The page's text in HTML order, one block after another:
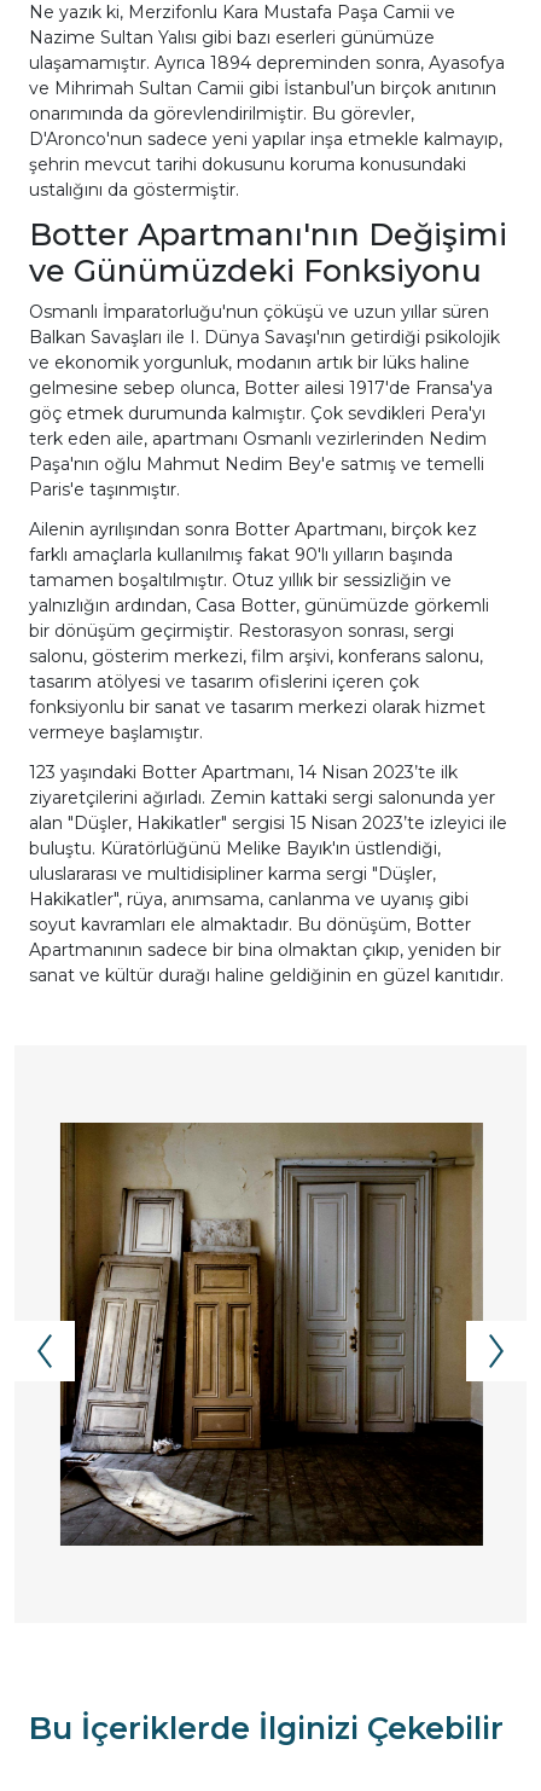
Ne yazık ki, Merzifonlu Kara Mustafa Paşa Camii ve
Nazime Sultan Yalısı gibi bazı eserleri günümüze
ulaşamamıştır. Ayrıca 1894 depreminden sonra, Ayasofya
ve Mihrimah Sultan Camii gibi İstanbul’un birçok anıtının
onarımında da görevlendirilmiştir. Bu görevler,
D'Aronco'nun sadece yeni yapılar inşa etmekle kalmayıp,
şehrin mevcut tarihi dokusunu koruma konusundaki
ustalığını da göstermiştir.
Botter Apartmanı'nın Değişimi
ve Günümüzdeki Fonksiyonu
Osmanlı İmparatorluğu'nun çöküşü ve uzun yıllar süren
Balkan Savaşları ile I. Dünya Savaşı'nın getirdiği psikolojik
ve ekonomik yorgunluk, modanın artık bir lüks haline
gelmesine sebep olunca, Botter ailesi 1917'de Fransa'ya
göç etmek durumunda kalmıştır. Çok sevdikleri Pera'yı
terk eden aile, apartmanı Osmanlı vezirlerinden Nedim
Paşa'nın oğlu Mahmut Nedim Bey'e satmış ve temelli
Paris'e taşınmıştır.
Ailenin ayrılışından sonra Botter Apartmanı, birçok kez
farklı amaçlarla kullanılmış fakat 90'lı yılların başında
tamamen boşaltılmıştır. Otuz yıllık bir sessizliğin ve
yalnızlığın ardından, Casa Botter, günümüzde görkemli
bir dönüşüm geçirmiştir. Restorasyon sonrası, sergi
salonu, gösterim merkezi, film arşivi, konferans salonu,
tasarım atölyesi ve tasarım ofislerini içeren çok
fonksiyonlu bir sanat ve tasarım merkezi olarak hizmet
vermeye başlamıştır.
123 yaşındaki Botter Apartmanı, 14 Nisan 2023’te ilk
ziyaretçilerini ağırladı. Zemin kattaki sergi salonunda yer
alan "Düşler, Hakikatler" sergisi 15 Nisan 2023’te izleyici ile
buluştu. Küratörlüğünü Melike Bayık'ın üstlendiği,
uluslararası ve multidisipliner karma sergi "Düşler,
Hakikatler", rüya, anımsama, canlanma ve uyanış gibi
soyut kavramları ele almaktadır. Bu dönüşüm, Botter
Apartmanının sadece bir bina olmaktan çıkıp, yeniden bir
sanat ve kültür durağı haline geldiğinin en güzel kanıtıdır.
Bu İçeriklerde İlginizi Çekebilir